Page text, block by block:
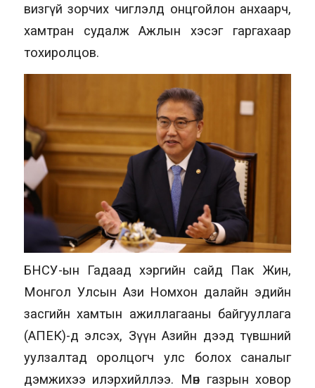
визгүй зорчих чиглэлд онцгойлон анхаарч,
хамтран судалж Ажлын хэсэг гаргахаар
тохиролцов.
БНСУ-ын Гадаад хэргийн сайд Пак Жин,
Монгол Улсын Ази Номхон далайн эдийн
засгийн хамтын ажиллагааны байгууллага
(AПЕК)-д элсэх, Зүүн Азийн дээд түвшний
уулзалтад оролцогч улс болох саналыг
дэмжихээ илэрхийллээ. Мөн газрын ховор